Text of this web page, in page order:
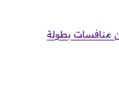
منافسات بطولة